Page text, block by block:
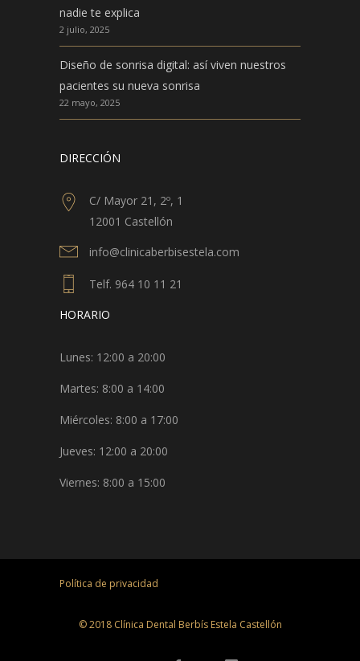
nadie te explica
2 julio, 2025
Diseño de sonrisa digital: así viven nuestros
pacientes su nueva sonrisa
22 mayo, 2025
DIRECCIÓN
C/ Mayor 21, 2º, 1
12001 Castellón
info@clinicaberbisestela.com
Telf. 964 10 11 21
HORARIO
Lunes: 12:00 a 20:00
Martes: 8:00 a 14:00
Miércoles: 8:00 a 17:00
Jueves: 12:00 a 20:00
Viernes: 8:00 a 15:00
Política de privacidad
© 2018 Clínica Dental Berbís Estela Castellón